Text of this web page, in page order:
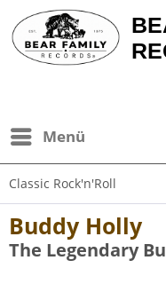
Menü
Classic Rock'n'Roll
Buddy Holly
The Legendary